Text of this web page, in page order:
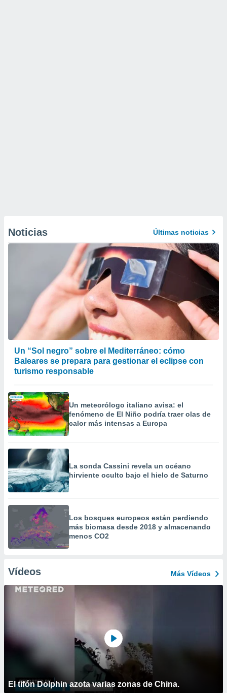
Noticias Últimas noticias
Un “Sol negro” sobre el Mediterráneo: cómo
Baleares se prepara para gestionar el eclipse con
turismo responsable
Un meteorólogo italiano avisa: el
fenómeno de El Niño podría traer olas de
calor más intensas a Europa
La sonda Cassini revela un océano
hirviente oculto bajo el hielo de Saturno
Los bosques europeos están perdiendo
más biomasa desde 2018 y almacenando
menos CO2
Vídeos Más Vídeos
El tifón Dolphin azota varias zonas de China.